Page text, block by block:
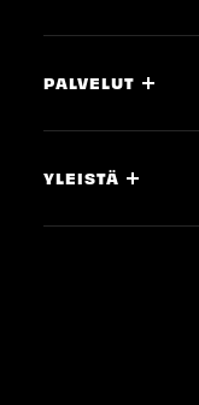
PALVELUT
YLEISTÄ